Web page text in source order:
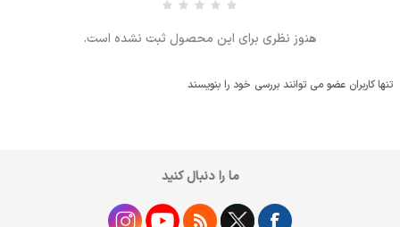
هنوز نظری برای این محصول ثبت نشده است.
تنها کاربران عضو می توانند بررسی خود را بنویسند
ما را دنبال کنید